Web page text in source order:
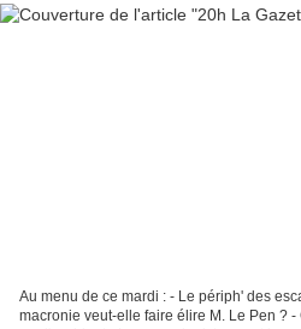
Au menu de ce mardi : - Le périph' des
macronie veut-elle faire élire M. Le Pen ?